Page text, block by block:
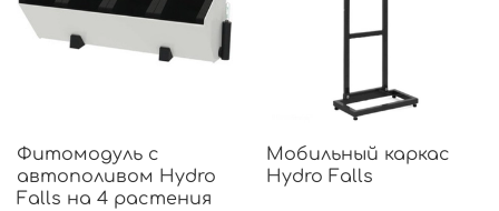
Фитомодуль с
автополивом Hydro
Falls на 4 растения
Мобильный каркас
Hydro Falls